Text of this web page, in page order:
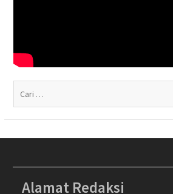
Alamat Redaksi